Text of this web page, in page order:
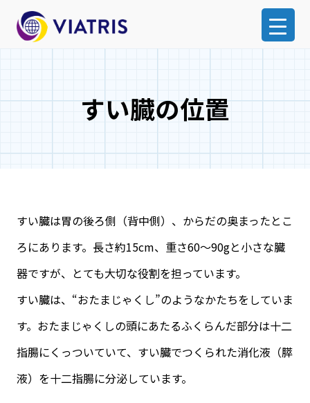
すい臓の位置
すい臓は胃の後ろ側（背中側）、からだの奥まったとこ
ろにあります。長さ約15cm、重さ60～90gと小さな臓
器ですが、とても大切な役割を担っています。
すい臓は、“おたまじゃくし”のようなかたちをしていま
す。おたまじゃくしの頭にあたるふくらんだ部分は十二
指腸にくっついていて、すい臓でつくられた消化液（膵
液）を十二指腸に分泌しています。